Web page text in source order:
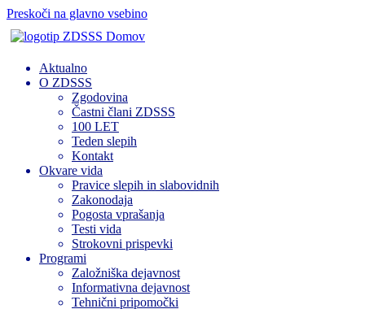
Preskoči na glavno vsebino
Domov
Aktualno
O ZDSSS
Zgodovina
Častni člani ZDSSS
100 LET
Teden slepih
Kontakt
Okvare vida
Pravice slepih in slabovidnih
Zakonodaja
Pogosta vprašanja
Testi vida
Strokovni prispevki
Programi
Založniška dejavnost
Informativna dejavnost
Tehnični pripomočki